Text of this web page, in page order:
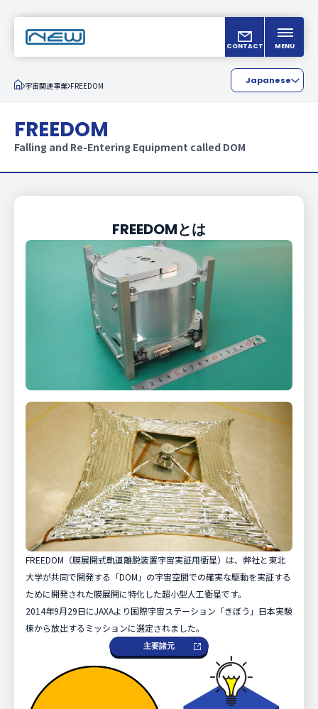
CONTACT MENU
Japanese
宇宙関連事業 FREEDOM
FREEDOM
Falling and Re-Entering Equipment called DOM
FREEDOMとは
FREEDOM（膜展開式軌道離脱装置宇宙実証用衛星）は、弊社と東北
大学が共同で開発する「DOM」の宇宙空間での確実な駆動を実証する
ために開発された膜展開に特化した超小型人工衛星です。
2014年9月29日にJAXAより国際宇宙ステーション「きぼう」日本実験
棟から放出するミッションに選定されました。
主要諸元
1.33kg
W113mm×D113mm×H113.5mm
膜寸法 1.5m四方
高度400km・軌道傾斜角51.6°の円軌道（予
定）
ペーロード 膜展開式軌道離脱装置DOM1500
姿勢制御 制御しない
通信しない
ニッケル水素電池,5V,2450mAh,一次電池の
FREEDOMの外観（膜展開時）
1.33kg
W113mm×D113mm×H113.5mm
膜寸法 1.5m四方
高度400km・軌道傾斜角51.6°の円軌道（予
定）
ペーロード 膜展開式軌道離脱装置DOM1500
姿勢制御 制御しない
通信しない
ニッケル水素電池,5V,2450mAh,一次電池の
FREEDOMの外観（膜展開時）